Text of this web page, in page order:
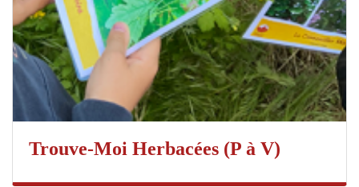
Trouve-Moi Herbacées (P à V)